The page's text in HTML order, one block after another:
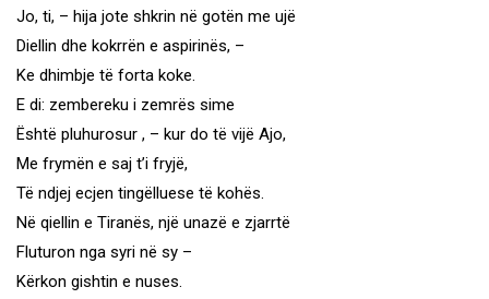
Jo, ti, – hija jote shkrin në gotën me ujë
Diellin dhe kokrrën e aspirinës, –
Ke dhimbje të forta koke.
E di: zembereku i zemrës sime
Është pluhurosur , – kur do të vijë Ajo,
Me frymën e saj t’i fryjë,
Të ndjej ecjen tingëlluese të kohës.
Në qiellin e Tiranës, një unazë e zjarrtë
Fluturon nga syri në sy –
Kërkon gishtin e nuses.